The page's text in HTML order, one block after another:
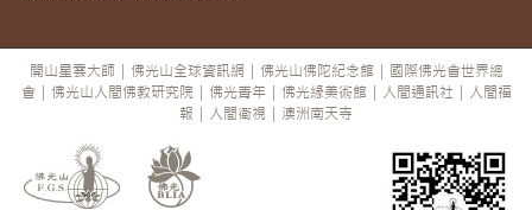
開山星雲大師 佛光山全球資訊網 佛光山佛陀紀念館
國際佛光會世界總
會
佛光山人間佛教研究院 佛光青年 佛光緣美術館 人間通訊社
人間福
報
人間衛視 澳洲南天寺